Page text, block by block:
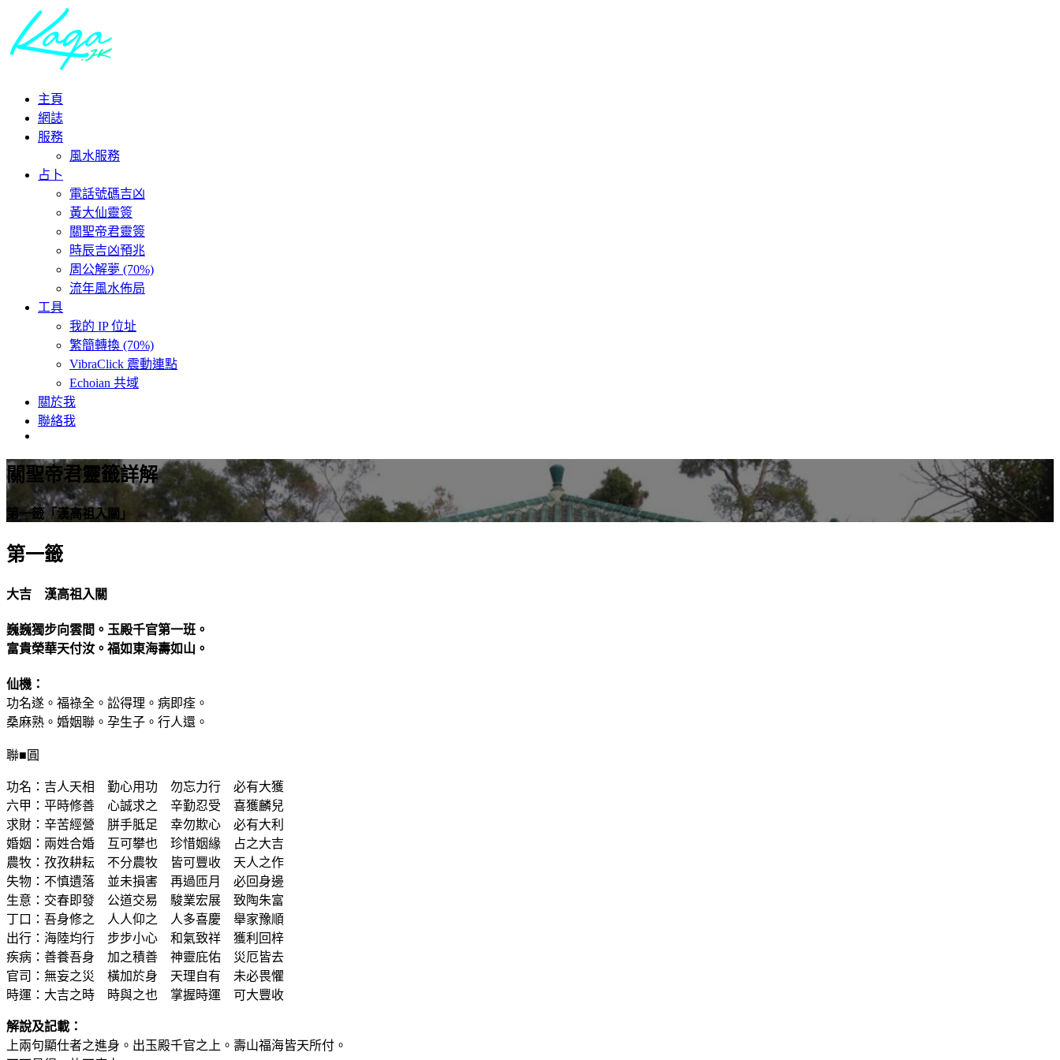
主頁
網誌
服務
風水服務
占卜
電話號碼吉凶
黃大仙靈簽
關聖帝君靈簽
時辰吉凶預兆
周公解夢 (70%)
流年風水佈局
工具
我的 IP 位址
繁簡轉換 (70%)
VibraClick 震動連點
Echoian 共域
關於我
聯絡我
關聖帝君靈籤詳解
第一籤「漢高祖入關」
第一籤
大吉 漢高祖入關
巍巍獨步向雲間。玉殿千官第一班。
富貴榮華天付汝。福如東海壽如山。
仙機：
功名遂。福祿全。訟得理。病即痊。
桑麻熟。婚姻聯。孕生子。行人還。
聯■圓
功名：吉人天相 勤心用功 勿忘力行 必有大獲
六甲：平時修善 心誠求之 辛勤忍受 喜獲麟兒
求財：辛苦經營 胼手胝足 幸勿欺心 必有大利
婚姻：兩姓合婚 互可攀也 珍惜姻緣 占之大吉
農牧：孜孜耕耘 不分農牧 皆可豐收 天人之作
失物：不慎遺落 並未損害 再過匝月 必回身邊
生意：交春即發 公道交易 駿業宏展 致陶朱富
丁口：吾身修之 人人仰之 人多喜慶 舉家豫順
出行：海陸均行 步步小心 和氣致祥 獲利回梓
疾病：善養吾身 加之積善 神靈庇佑 災厄皆去
官司：無妄之災 橫加於身 天理自有 未必畏懼
時運：大吉之時 時與之也 掌握時運 可大豐收
解說及記載：
上兩句顯仕者之進身。出玉殿千官之上。壽山福海皆天所付。